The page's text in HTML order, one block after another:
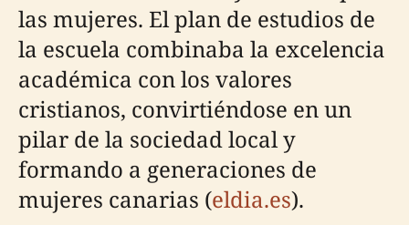
las mujeres. El plan de estudios de
la escuela combinaba la excelencia
académica con los valores
cristianos, convirtiéndose en un
pilar de la sociedad local y
formando a generaciones de
mujeres canarias (eldia.es).